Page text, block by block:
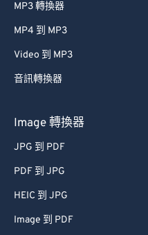
MP3 轉換器
MP4 到 MP3
Video 到 MP3
音訊轉換器
Image 轉換器
JPG 到 PDF
PDF 到 JPG
HEIC 到 JPG
Image 到 PDF